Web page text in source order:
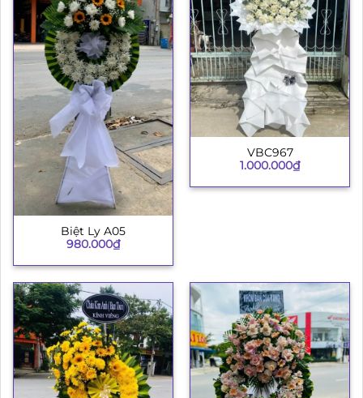
Biệt Ly A05
980.000₫
VBC967
1.000.000₫